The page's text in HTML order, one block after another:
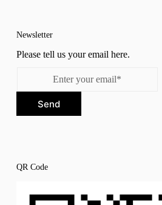
Newsletter
Please tell us your email here.
Send
QR Code